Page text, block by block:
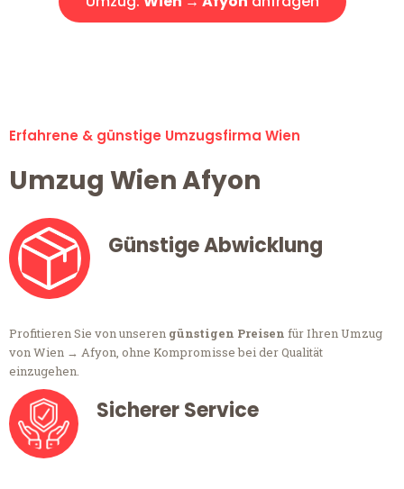
Erfahrene & günstige Umzugsfirma Wien
Umzug Wien Afyon
Günstige Abwicklung
Profitieren Sie von unseren günstigen Preisen für Ihren Umzug
von Wien → Afyon, ohne Kompromisse bei der Qualität
einzugehen.
Sicherer Service